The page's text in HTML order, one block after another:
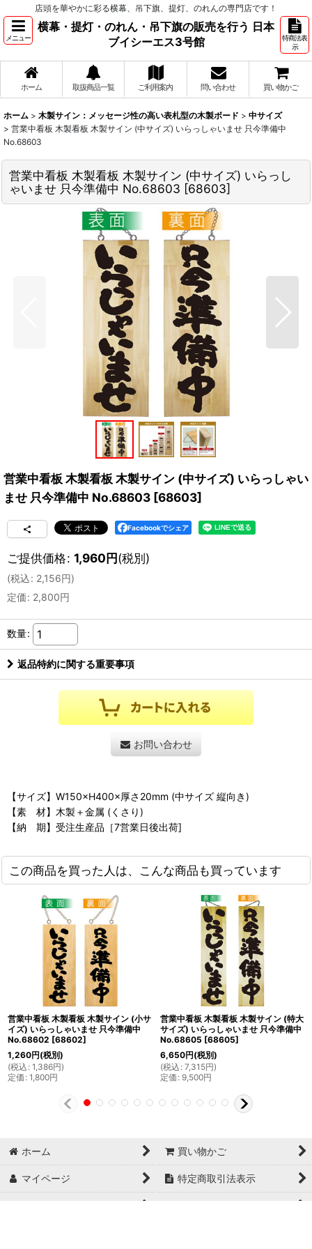
店頭を華やかに彩る横幕、吊下旗、提灯、のれんの専門店です！
メニュー
横幕・提灯・のれん・吊下旗の販売を行う 日本
ブイシーエス3号館
特商法表
示
ホーム 取扱商品一覧 ご利用案内 問い合わせ 買い物かご
ホーム > 木製サイン：メッセージ性の高い表札型の木製ボード > 中サイズ
> 営業中看板 木製看板 木製サイン (中サイズ) いらっしゃいませ 只今準備中
No.68603
営業中看板 木製看板 木製サイン (中サイズ) いらっし
ゃいませ 只今準備中 No.68603 [68603]
営業中看板 木製看板 木製サイン (中サイズ) いらっしゃい
ませ 只今準備中 No.68603 [68603]
Facebookでシェア
ご提供価格: 1,960円(税別)
(税込: 2,156円)
定価: 2,800円
数量:
返品特約に関する重要事項
お問い合わせ
【サイズ】W150×H400×厚さ20mm (中サイズ 縦向き)
【素 材】木製＋金属 (くさり)
【納 期】受注生産品［7営業日後出荷]
この商品を買った人は、こんな商品も買っています
営業中看板 木製看板 木製サイン (小サ
イズ) いらっしゃいませ 只今準備中
No.68602 [68602]
1,260円(税別)
(税込 : 1,386円)
定価 : 1,800円
営業中看板 木製看板 木製サイン (特大
サイズ) いらっしゃいませ 只今準備中
No.68605 [68605]
6,650円(税別)
(税込 : 7,315円)
定価 : 9,500円
ホーム 買い物かご
マイページ 特定商取引法表示